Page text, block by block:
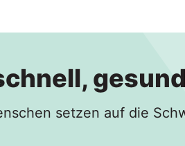
setzen auf die